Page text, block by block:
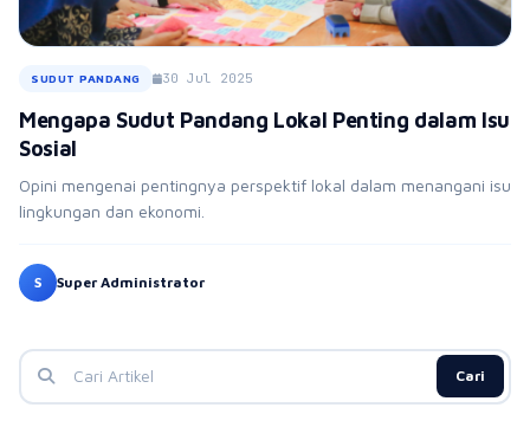
SUDUT PANDANG 30 Jul 2025
Mengapa Sudut Pandang Lokal Penting dalam Isu
Sosial
Opini mengenai pentingnya perspektif lokal dalam menangani isu
lingkungan dan ekonomi.
S Super Administrator
Cari